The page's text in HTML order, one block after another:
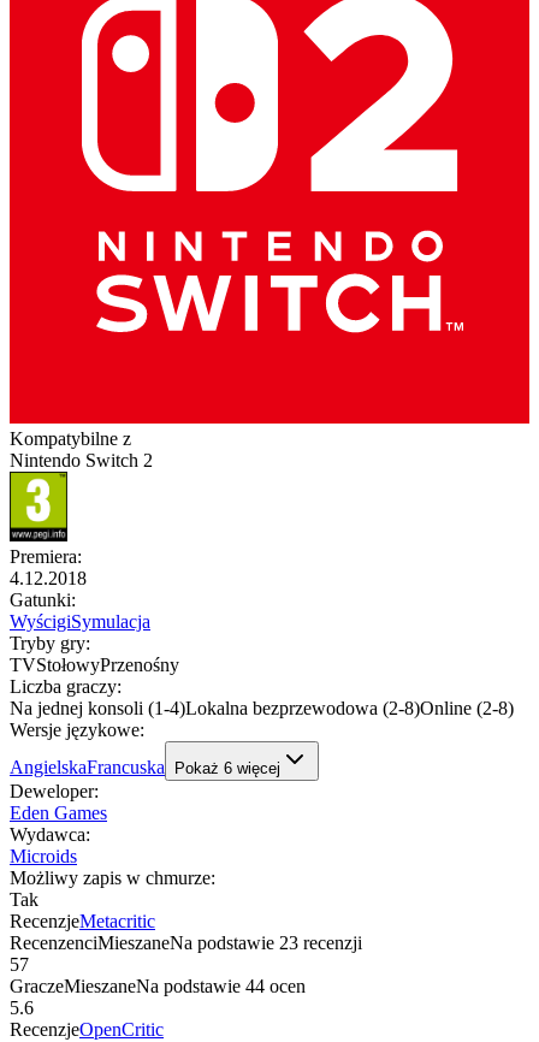
Kompatybilne z
Nintendo Switch 2
Premiera:
4.12.2018
Gatunki:
WyścigiSymulacja
Tryby gry:
TVStołowyPrzenośny
Liczba graczy:
Na jednej konsoli (1-4)Lokalna bezprzewodowa (2-8)Online (2-8)
Wersje językowe:
AngielskaFrancuska Pokaż 6 więcej
Deweloper:
Eden Games
Wydawca:
Microids
Możliwy zapis w chmurze:
Tak
RecenzjeMetacritic
RecenzenciMieszaneNa podstawie 23 recenzji
57
GraczeMieszaneNa podstawie 44 ocen
5.6
RecenzjeOpenCritic